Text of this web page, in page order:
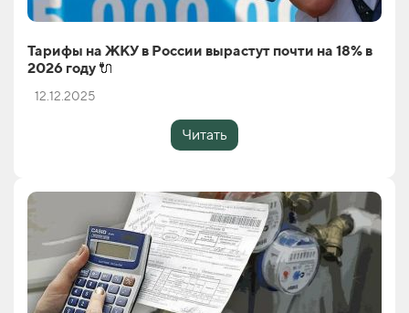
Тарифы на ЖКУ в России вырастут почти на 18% в
2026 году 🔌
12.12.2025
Читать